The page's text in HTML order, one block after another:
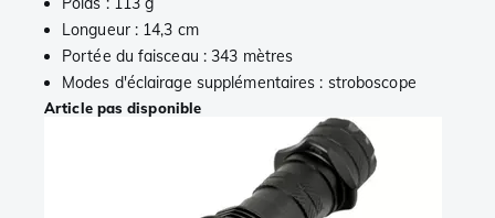
Longueur : 14,3 cm
Portée du faisceau : 343 mètres
Modes d'éclairage supplémentaires : stroboscope
Article pas disponible